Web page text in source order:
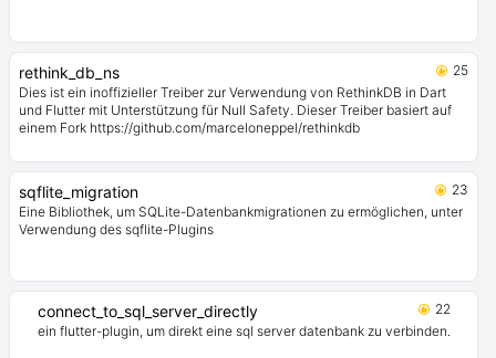
rethink_db_ns
25
Dies ist ein inoffizieller Treiber zur Verwendung von RethinkDB in Dart
und Flutter mit Unterstützung für Null Safety. Dieser Treiber basiert auf
einem Fork https://github.com/marceloneppel/rethinkdb
sqflite_migration
23
Eine Bibliothek, um SQLite-Datenbankmigrationen zu ermöglichen, unter
Verwendung des sqflite-Plugins
connect_to_sql_server_directly
22
ein flutter-plugin, um direkt eine sql server datenbank zu verbinden.